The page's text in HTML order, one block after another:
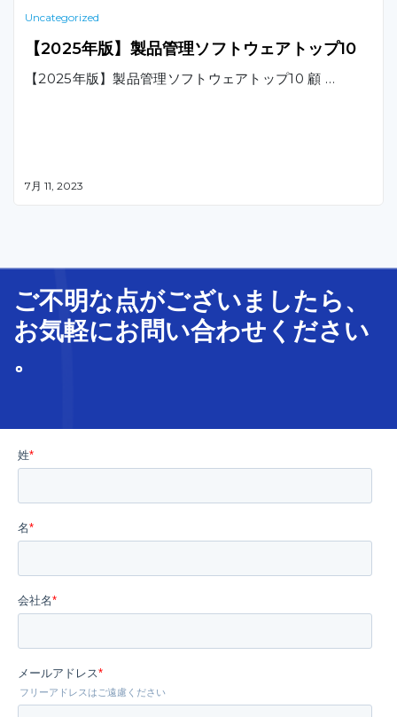
Uncategorized
【2025年版】製品管理ソフトウェアトップ10
【2025年版】製品管理ソフトウェアトップ10 顧 …
7月 11, 2023
ご不明な点がございましたら、
お気軽にお問い合わせ ください
。